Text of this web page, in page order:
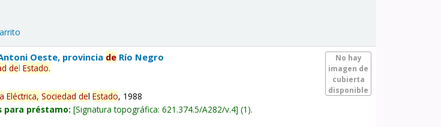
No hay
imagen de
cubierta
disponible
Oeste, provincia de Río Negro
delEstado.
Eléctrica, Sociedad delEstado, 1988
para préstamo: Signatura topográfica:621.374.5/A282/v.4 (1).